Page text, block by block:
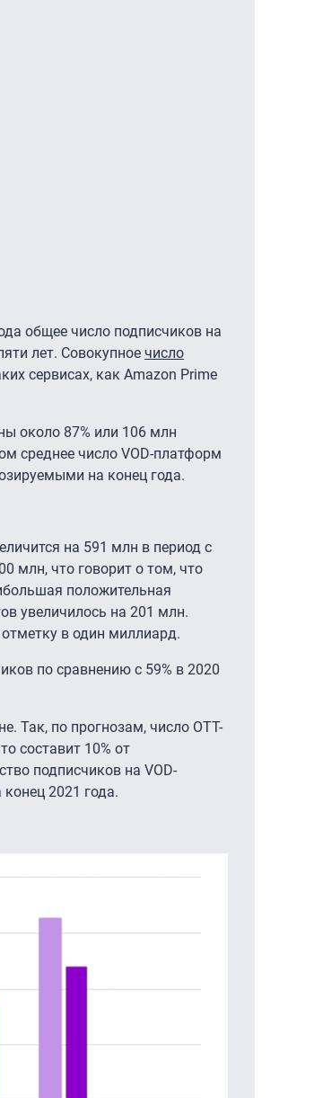
общее число подписчиков на
лет. Совокупное число
сервисах, как Amazon Prime
около 87% или 106 млн
среднее число VOD-платформ
на конец года.
на 591 млн в период с
млн, что говорит о том, что
положительная
увеличилось на 201 млн.
в один миллиард.
по сравнению с 59% в 2020
Так, по прогнозам, число ОТТ-
составит 10% от
подписчиков на VOD-
2021 года.